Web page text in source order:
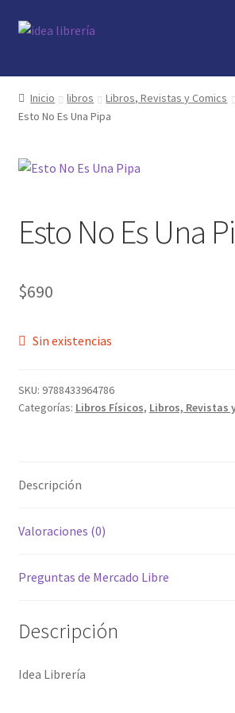
Ir
Ir
Inicio
contacto
libros
nosotros
novedades
Inicio libros Libros, Revistas y Comics
Esto No Es Una Pipa
Esto No Es Una
$690
Sin existencias
SKU: 9788433964786
Categorías: Libros Físicos, Libros, Revistas
Descripción
Valoraciones (0)
Preguntas de Mercado Libre
Descripción
Idea Librería